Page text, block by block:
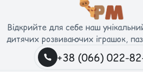
Відкрийте для себе наш
дитячих розвиваючих іграшок,
+38 (066) 022-